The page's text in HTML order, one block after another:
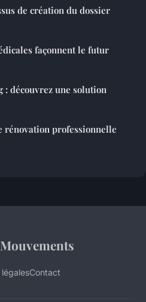
de création du dossier
façonnent le futur
: découvrez une solution
rénovation professionnelle
Contact